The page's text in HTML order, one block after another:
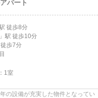
パート
徒歩8分
」駅 徒歩10分
徒歩7分
1室
の設備が充実した物件となってい